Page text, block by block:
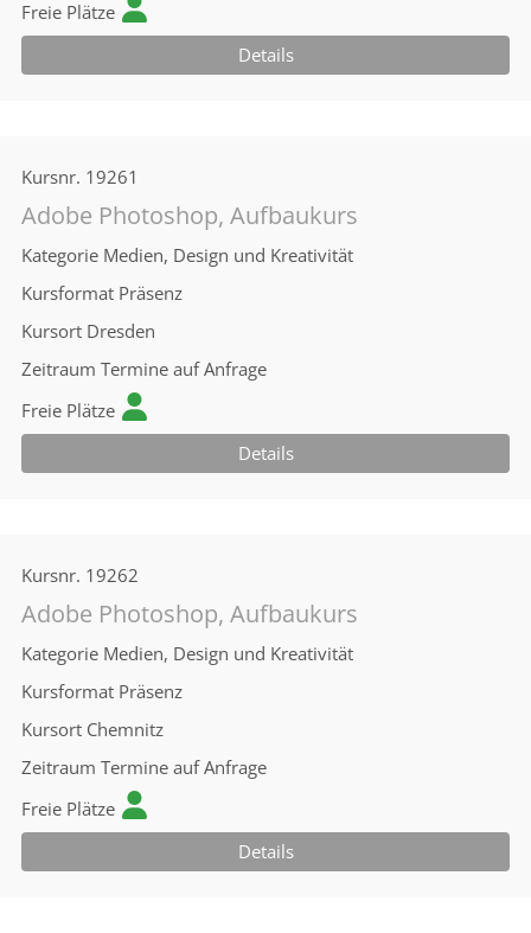
Freie Plätze
Details
Kursnr. 19261
Adobe Photoshop, Aufbaukurs
Kategorie Medien, Design und Kreativität
Kursformat Präsenz
Kursort Dresden
Zeitraum Termine auf Anfrage
Freie Plätze
Details
Kursnr. 19262
Adobe Photoshop, Aufbaukurs
Kategorie Medien, Design und Kreativität
Kursformat Präsenz
Kursort Chemnitz
Zeitraum Termine auf Anfrage
Freie Plätze
Details